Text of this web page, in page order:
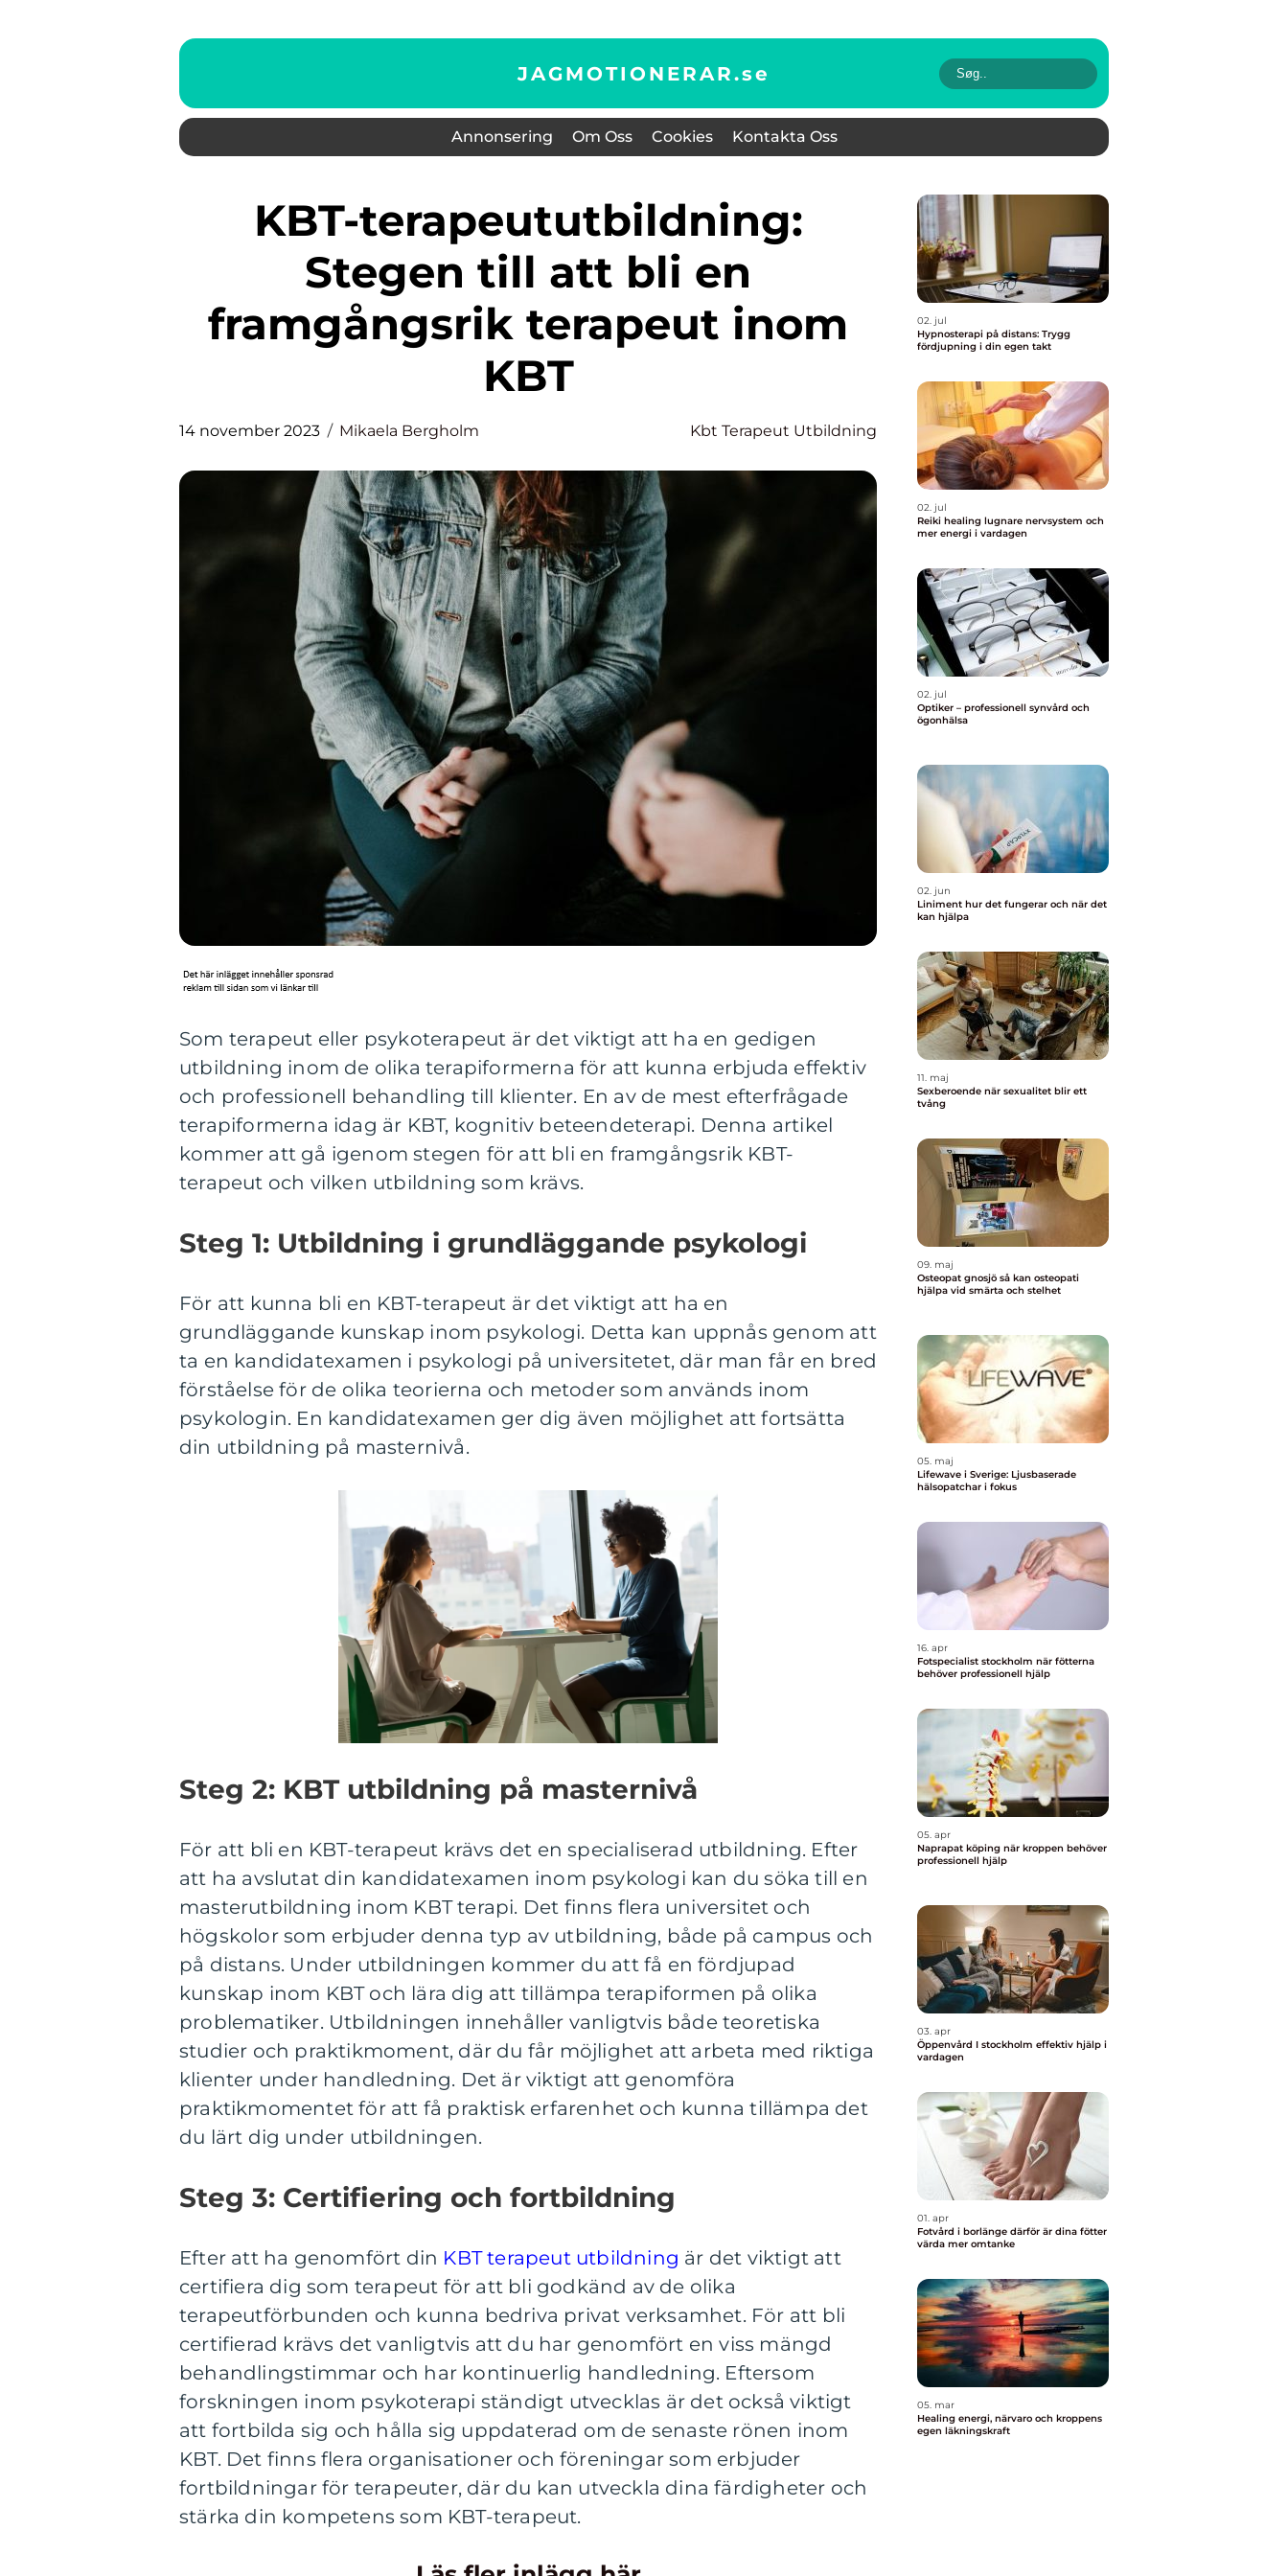
JAGMOTIONERAR.se
Annonsering Om Oss Cookies Kontakta Oss
KBT-terapeututbildning:
Stegen till att bli en
framgångsrik terapeut inom
KBT
14 november 2023 Mikaela Bergholm Kbt Terapeut Utbildning
Som terapeut eller psykoterapeut är det viktigt att ha en gedigen
utbildning inom de olika terapiformerna för att kunna erbjuda effektiv
och professionell behandling till klienter. En av de mest efterfrågade
terapiformerna idag är KBT, kognitiv beteendeterapi. Denna artikel
kommer att gå igenom stegen för att bli en framgångsrik KBT-
terapeut och vilken utbildning som krävs.
Steg 1: Utbildning i grundläggande psykologi
För att kunna bli en KBT-terapeut är det viktigt att ha en
grundläggande kunskap inom psykologi. Detta kan uppnås genom att
ta en kandidatexamen i psykologi på universitetet, där man får en bred
förståelse för de olika teorierna och metoder som används inom
psykologin. En kandidatexamen ger dig även möjlighet att fortsätta
din utbildning på masternivå.
Steg 2: KBT utbildning på masternivå
För att bli en KBT-terapeut krävs det en specialiserad utbildning. Efter
att ha avslutat din kandidatexamen inom psykologi kan du söka till en
masterutbildning inom KBT terapi. Det finns flera universitet och
högskolor som erbjuder denna typ av utbildning, både på campus och
på distans. Under utbildningen kommer du att få en fördjupad
kunskap inom KBT och lära dig att tillämpa terapiformen på olika
problematiker. Utbildningen innehåller vanligtvis både teoretiska
studier och praktikmoment, där du får möjlighet att arbeta med riktiga
klienter under handledning. Det är viktigt att genomföra
praktikmomentet för att få praktisk erfarenhet och kunna tillämpa det
du lärt dig under utbildningen.
Steg 3: Certifiering och fortbildning
Efter att ha genomfört din KBT terapeut utbildning är det viktigt att
certifiera dig som terapeut för att bli godkänd av de olika
terapeutförbunden och kunna bedriva privat verksamhet. För att bli
certifierad krävs det vanligtvis att du har genomfört en viss mängd
behandlingstimmar och har kontinuerlig handledning. Eftersom
forskningen inom psykoterapi ständigt utvecklas är det också viktigt
att fortbilda sig och hålla sig uppdaterad om de senaste rönen inom
KBT. Det finns flera organisationer och föreningar som erbjuder
fortbildningar för terapeuter, där du kan utveckla dina färdigheter och
stärka din kompetens som KBT-terapeut.
02. jul
Hypnosterapi på distans: Trygg
fördjupning i din egen takt
02. jul
Reiki healing lugnare nervsystem och
mer energi i vardagen
02. jul
Optiker – professionell synvård och
ögonhälsa
02. jun
Liniment hur det fungerar och när det
kan hjälpa
11. maj
Sexberoende när sexualitet blir ett
tvång
09. maj
Osteopat gnosjö så kan osteopati
hjälpa vid smärta och stelhet
05. maj
Lifewave i Sverige: Ljusbaserade
hälsopatchar i fokus
16. apr
Fotspecialist stockholm när fötterna
behöver professionell hjälp
05. apr
Naprapat köping när kroppen behöver
professionell hjälp
03. apr
Öppenvård I stockholm effektiv hjälp i
vardagen
01. apr
Fotvård i borlänge därför är dina fötter
värda mer omtanke
05. mar
Healing energi, närvaro och kroppens
egen läkningskraft